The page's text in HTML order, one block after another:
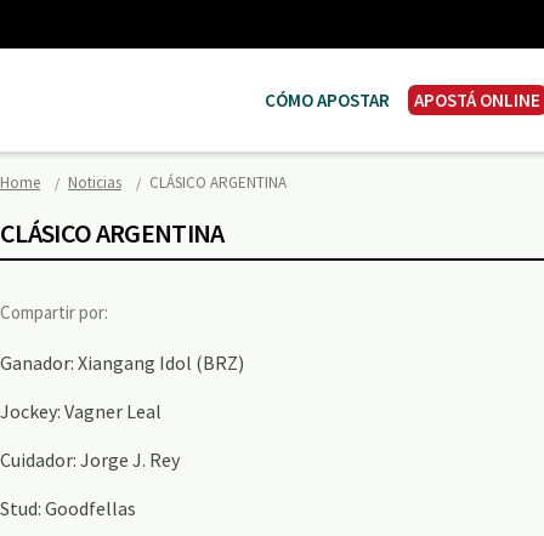
CÓMO APOSTAR APOSTÁ ONLINE
Home Noticias CLÁSICO ARGENTINA
CLÁSICO ARGENTINA
Compartir por:
Ganador: Xiangang Idol (BRZ)
Jockey: Vagner Leal
Cuidador: Jorge J. Rey
Stud: Goodfellas